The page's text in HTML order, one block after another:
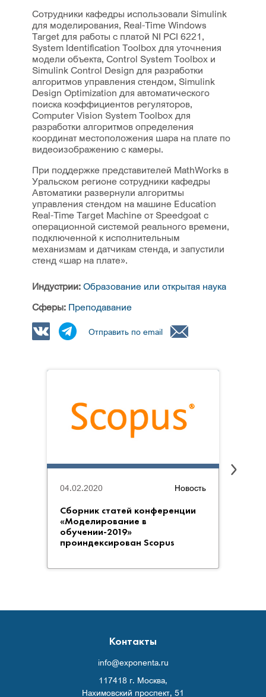
Сотрудники кафедры использовали Simulink
для моделирования, Real-Time Windows
Target для работы с платой NI PCI 6221,
System Identification Toolbox для уточнения
модели объекта, Control System Toolbox и
Simulink Control Design для разработки
алгоритмов управления стендом, Simulink
Design Optimization для автоматического
поиска коэффициентов регуляторов,
Computer Vision System Toolbox для
разработки алгоритмов определения
координат местоположения шара на плате по
видеоизображению с камеры.
При поддержке представителей MathWorks в
Уральском регионе сотрудники кафедры
Автоматики развернули алгоритмы
управления стендом на машине Education
Real-Time Target Machine от Speedgoat с
операционной системой реального времени,
подключенной к исполнительным
механизмам и датчикам стенда, и запустили
стенд «шар на плате».
Индустрии: Образование или открытая наука
Сферы: Преподавание
Отправить по email
Новость
Сборник статей конференции
«Моделирование в
обучении-2019»
проиндексирован Scopus
04.02.2020
Контакты
info@exponenta.ru
117418 г. Москва,
Нахимовский проспект, 51